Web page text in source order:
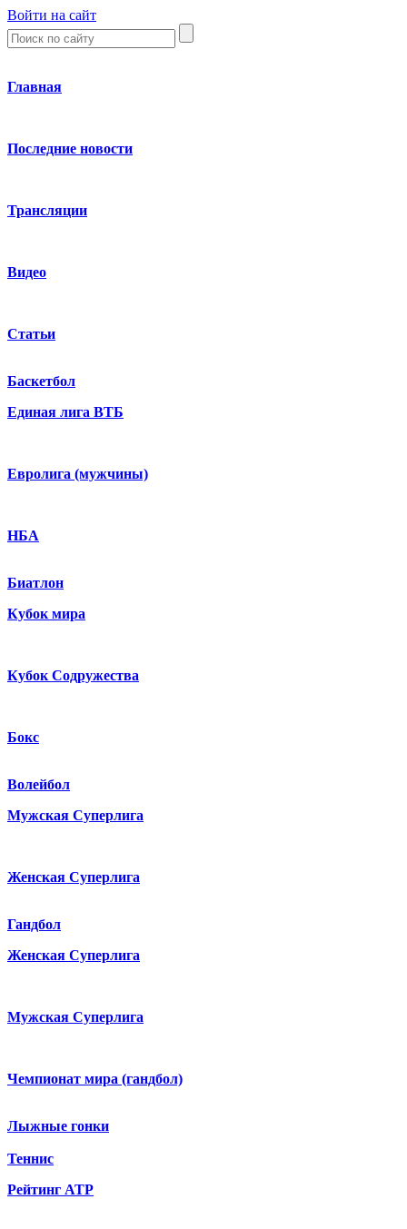
Войти на сайт
Главная
Последние новости
Трансляции
Видео
Статьи
Баскетбол
Единая лига ВТБ
Евролига (мужчины)
НБА
Биатлон
Кубок мира
Кубок Содружества
Бокс
Волейбол
Мужская Суперлига
Женская Суперлига
Гандбол
Женская Суперлига
Мужская Суперлига
Чемпионат мира (гандбол)
Лыжные гонки
Теннис
Рейтинг ATP